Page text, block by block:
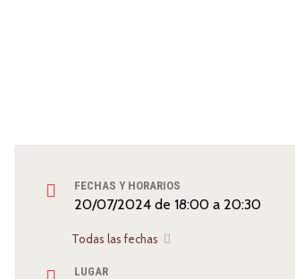
FECHAS Y HORARIOS
20/07/2024 de 18:00 a 20:30
Todas las fechas
LUGAR